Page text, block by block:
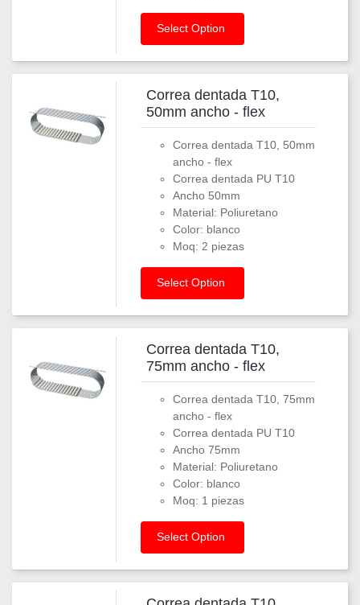
Select Option
Correa dentada T10,
50mm ancho - flex
Correa dentada T10, 50mm
ancho - flex
Correa dentada PU T10
Ancho 50mm
Material: Poliuretano
Color: blanco
Moq: 2 piezas
Select Option
Correa dentada T10,
75mm ancho - flex
Correa dentada T10, 75mm
ancho - flex
Correa dentada PU T10
Ancho 75mm
Material: Poliuretano
Color: blanco
Moq: 1 piezas
Select Option